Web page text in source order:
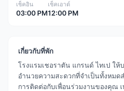
เช็คอิน
03:00 PM
เช็คเอาต์
12:00 PM
เกี่ยวกับที่พัก
โรงแรมเชอราตัน แกรนด์ ไทเป ให้
อำนวยความสะดวกที่จำเป็นทั้งหมด
การติดต่อกับเพื่อนร่วมงานของคุณ